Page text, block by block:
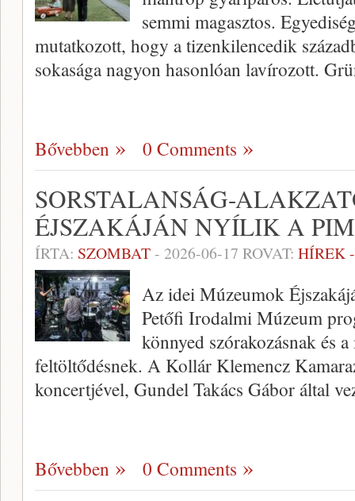
semmi magasztos.
mutatkozott, hogy a tizenkilencedik
sokasága nagyon hasonlóan lavírozott.
Bővebben 0 Comments
SORSTALANSÁG-
ÉJSZAKÁJÁN NYÍLIK A
ÍRTA: SZOMBAT- 2026-06-17 ROVAT: HÍREK
Az idei Múzeumok
Petőfi Irodalmi Múzeum
könnyed szórakozásnak és
feltöltődésnek. A Kollár Klemencz
koncertjével, Gundel Takács Gábor által
Bővebben 0 Comments